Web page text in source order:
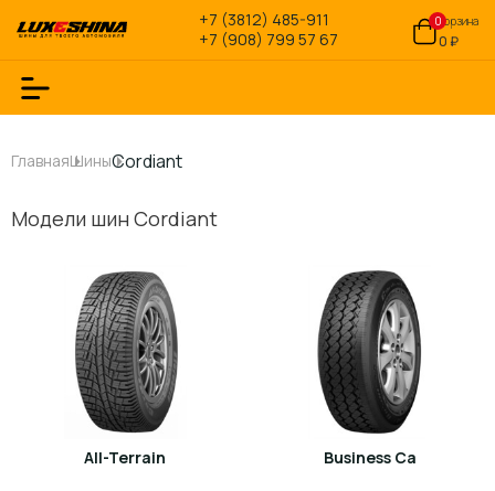
+7 (3812) 485-911
+7 (908) 799 57 67
0Корзина
0 ₽
ГлавнаяШиныCordiant
Модели шин Cordiant
All-Terrain Business Ca